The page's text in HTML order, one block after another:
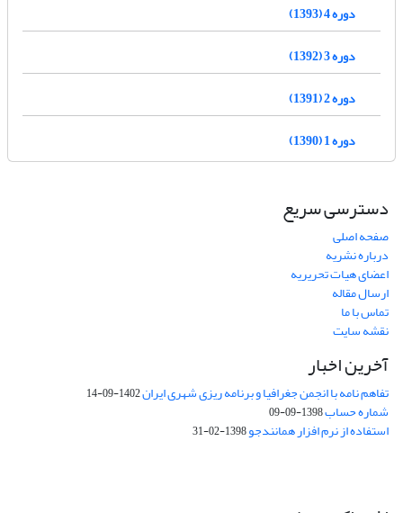
دوره 4 (1393)
دوره 3 (1392)
دوره 2 (1391)
دوره 1 (1390)
دسترسی سریع
صفحه اصلی
درباره نشریه
اعضای هیات تحریریه
ارسال مقاله
تماس با ما
نقشه سایت
آخرین اخبار
تفاهم نامه با انجمن جغرافیا و برنامه ریزی شهری ایران1402-09-14
شماره حساب1398-09-09
استفاده از نرم افزار همانندجو1398-02-31